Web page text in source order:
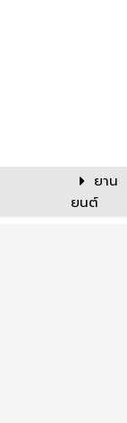
ยาน
ยนต์